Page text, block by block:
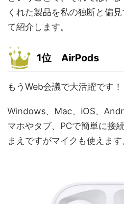
くれた製品を私の独断と偏
て紹介します。
1位 AirPods
もうWeb会議で大活躍です！
Windows、Mac、iOS、
マホやタブ、PCで簡単に接
まえですがマイクも使えます